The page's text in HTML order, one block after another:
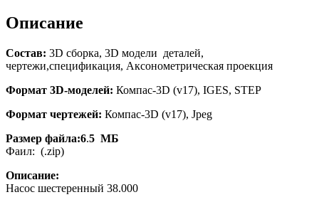
Описание
Состав: 3D сборка, 3D модели деталей,
чертежи,спецификация, Аксонометрическая проекция
Формат 3D-моделей: Компас-3D (v17), IGES, STEP
Формат чертежей: Компас-3D (v17), Jpeg
Размер файла:6.5 МБ
Фаил: (.zip)
Описание:
Насос шестеренный 38.000